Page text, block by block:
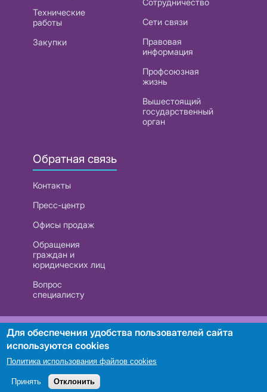
Технические
работы
Закупки
Сотрудничество
Сети связи
Правовая
информация
Профсоюзная
жизнь
Вышестоящий
государственный
орган
Обратная связь
Контакты
Пресс-центр
Офисы продаж
Обращения
граждан и
юридических лиц
Вопрос
специалисту
РУП «Белтелеком». УНП 101007741
Поиск
Для обеспечения удобства пользователей сайта
используются cookies
Политика использования файлов cookies
Принять Отклонить